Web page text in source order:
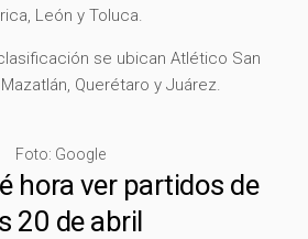
León y Toluca.
se ubican Atlético San
Querétaro y Juárez.
Foto: Google
hora ver partidos de
20 de abril